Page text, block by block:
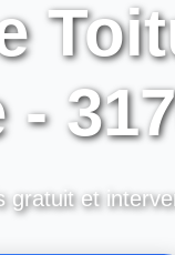
gratuit et